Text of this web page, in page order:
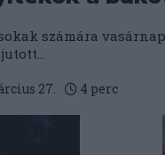
számára
27. 4 perc